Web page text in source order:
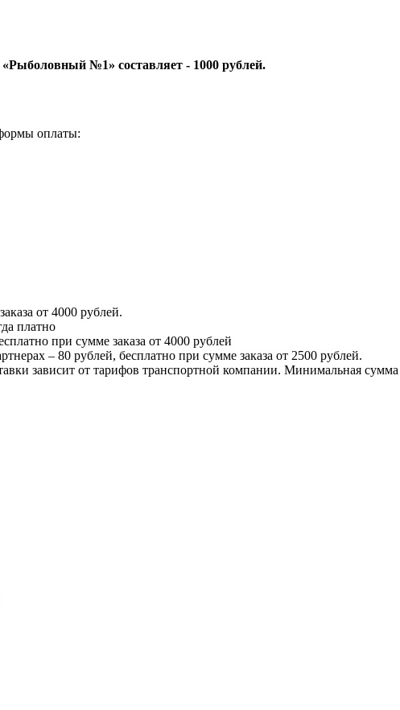
№1» составляет - 1000 рублей.
оплаты:
от 4000 рублей.
платно
при сумме заказа от 4000 рублей
– 80 рублей, бесплатно при сумме заказа от 2500 рублей.
зависит от тарифов транспортной компании. Минимальная сумма